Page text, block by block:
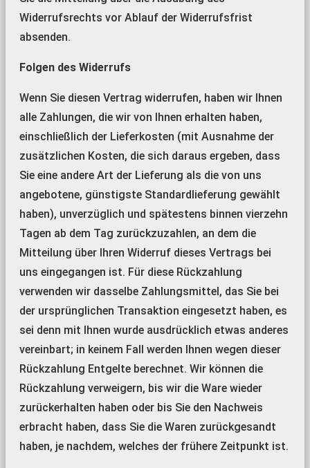
Widerrufsrechts vor Ablauf der Widerrufsfrist
absenden.
Folgen des Widerrufs
Wenn Sie diesen Vertrag widerrufen, haben wir Ihnen
alle Zahlungen, die wir von Ihnen erhalten haben,
einschließlich der Lieferkosten (mit Ausnahme der
zusätzlichen Kosten, die sich daraus ergeben, dass
Sie eine andere Art der Lieferung als die von uns
angebotene, günstigste Standardlieferung gewählt
haben), unverzüglich und spätestens binnen vierzehn
Tagen ab dem Tag zurückzuzahlen, an dem die
Mitteilung über Ihren Widerruf dieses Vertrags bei
uns eingegangen ist. Für diese Rückzahlung
verwenden wir dasselbe Zahlungsmittel, das Sie bei
der ursprünglichen Transaktion eingesetzt haben, es
sei denn mit Ihnen wurde ausdrücklich etwas anderes
vereinbart; in keinem Fall werden Ihnen wegen dieser
Rückzahlung Entgelte berechnet. Wir können die
Rückzahlung verweigern, bis wir die Ware wieder
zurückerhalten haben oder bis Sie den Nachweis
erbracht haben, dass Sie die Waren zurückgesandt
haben, je nachdem, welches der frühere Zeitpunkt ist.